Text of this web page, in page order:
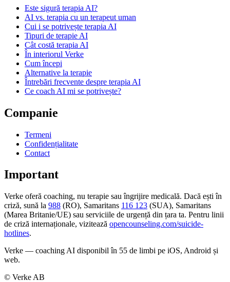
Este sigură terapia AI?
AI vs. terapia cu un terapeut uman
Cui i se potrivește terapia AI
Tipuri de terapie AI
Cât costă terapia AI
În interiorul Verke
Cum începi
Alternative la terapie
Întrebări frecvente despre terapia AI
Ce coach AI mi se potrivește?
Companie
Termeni
Confidențialitate
Contact
Important
Verke oferă coaching, nu terapie sau îngrijire medicală. Dacă ești în
criză, sună la 988 (RO), Samaritans 116 123 (SUA), Samaritans
(Marea Britanie/UE) sau serviciile de urgență din țara ta. Pentru linii
de criză internaționale, vizitează opencounseling.com/suicide-
hotlines.
Verke — coaching AI disponibil în 55 de limbi pe iOS, Android și
web.
© Verke AB